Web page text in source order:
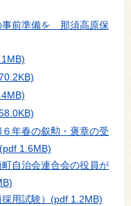
事前準備を 那須高原保
年春の叙勲・褒章の受
(pdf 1.6MB)
自治会連合会の役員が
用試験） (pdf 1.2MB)